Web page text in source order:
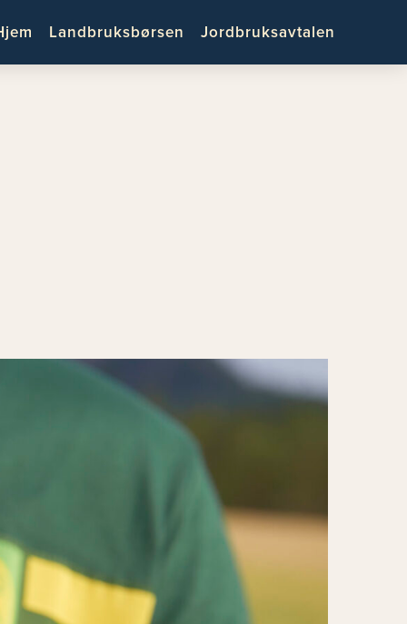
Landbruksbørsen Jordbruksavtalen